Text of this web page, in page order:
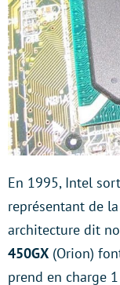
En 1995, Intel
représentant de
architecture dit
450GX (Orion)
prend en charge